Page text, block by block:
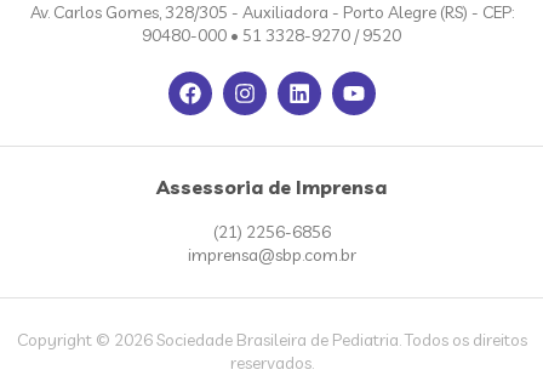
Av. Carlos Gomes, 328/305 - Auxiliadora - Porto Alegre (RS) - CEP:
90480-000 • 51 3328-9270 / 9520
Assessoria de Imprensa
(21) 2256-6856
imprensa@sbp.com.br
Copyright © 2026 Sociedade Brasileira de Pediatria. Todos os direitos
reservados.